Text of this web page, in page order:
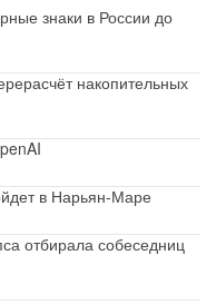
знаки в России до
накопительных
в Нарьян-Маре
отбирала собеседниц